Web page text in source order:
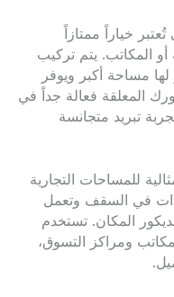
خياراً ممتازاً
المكاتب. يتم تركيب
مساحة أكبر ويوفر
المعلقة فعالة جداً في
تبريد متجانسة
للمساحات التجارية
في السقف وتعمل
المكان. تستخدم
ومراكز التسوق،